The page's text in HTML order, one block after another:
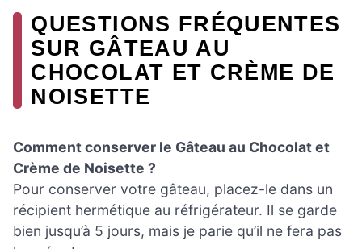
QUESTIONS FRÉQUENTES
SUR GÂTEAU AU
CHOCOLAT ET CRÈME DE
NOISETTE
Comment conserver le Gâteau au Chocolat et
Crème de Noisette ?
Pour conserver votre gâteau, placez-le dans un
récipient hermétique au réfrigérateur. Il se garde
bien jusqu’à 5 jours, mais je parie qu’il ne fera pas